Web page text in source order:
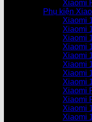
Xiaomi
Phụ kiện
Xiaomi
Xiaomi
Xiaomi
Xiaomi
Xiaomi
Xiaomi
Xiaomi
Xiaomi
Xiaomi
Xiaomi
Xiaomi
Xiaomi